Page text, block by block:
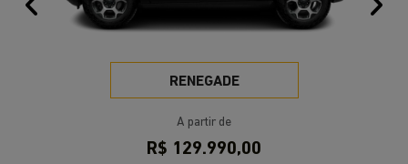
RENEGADE
A partir de
R$ 129.990,00
Anterior